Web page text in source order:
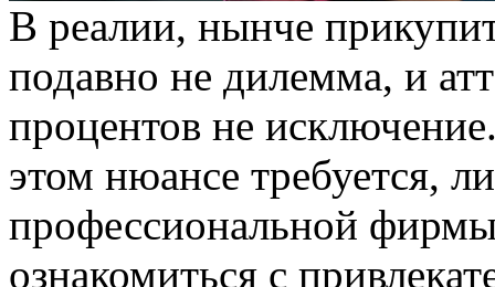
В рeaлии, нынчe
подавно не дилемма, и
процентов не
этом нюансе требуется,
профессиональной
ознакомиться с